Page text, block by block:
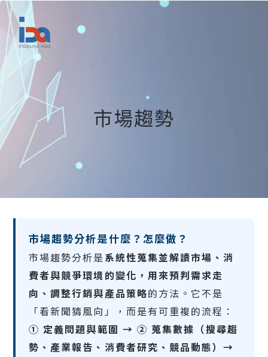
市場趨勢
市場趨勢分析是什麼？怎麼做？
市場趨勢分析是系統性蒐集並解讀市場、消
費者與競爭環境的變化，用來預判需求走
向、調整行銷與產品策略的方法。它不是
「看新聞猜風向」，而是有可重複的流程：
① 定義問題與範圍 → ② 蒐集數據（搜尋趨
勢、產業報告、消費者研究、競品動態）→